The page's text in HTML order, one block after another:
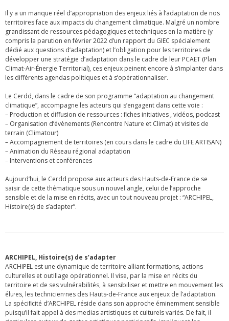
Il y a un manque réel d’appropriation des enjeux liés à l’adaptation de nos
territoires face aux impacts du changement climatique. Malgré un nombre
grandissant de ressources pédagogiques et techniques en la matière (y
compris la parution en février 2022 d’un rapport du GIEC spécialement
dédié aux questions d’adaptation) et l’obligation pour les territoires de
développer une stratégie d’adaptation dans le cadre de leur PCAET (Plan
Climat-Air-Énergie Territorial), ces enjeux peinent encore à s’implanter dans
les différents agendas politiques et à s’opérationnaliser.
Le Cerdd, dans le cadre de son programme “adaptation au changement
climatique”, accompagne les acteurs qui s’engagent dans cette voie :
– Production et diffusion de ressources : ﬁches initiatives , vidéos, podcast
– Organisation d’évènements (Rencontre Nature et Climat) et visites de
terrain (Climatour)
– Accompagnement de territoires (en cours dans le cadre du LIFE ARTISAN)
– Animation du Réseau régional adaptation
– Interventions et conférences
Aujourd’hui, le Cerdd propose aux acteurs des Hauts-de-France de se
saisir de cette thématique sous un nouvel angle, celui de l’approche
sensible et de la mise en récits, avec un tout nouveau projet : “ARCHIPEL,
Histoire(s) de s’adapter”.
ARCHIPEL, Histoire(s) de s’adapter
ARCHIPEL est une dynamique de territoire alliant formations, actions
culturelles et outillage opérationnel. Il vise, par la mise en récits du
territoire et de ses vulnérabilités, à sensibiliser et mettre en mouvement les
élu·es, les technicien·nes des Hauts-de-France aux enjeux de l’adaptation.
La spéciﬁcité d’ARCHIPEL réside dans son approche éminemment sensible
puisqu’il fait appel à des medias artistiques et culturels variés. De fait, il